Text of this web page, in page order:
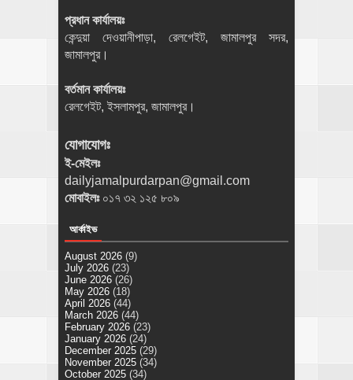
প্রধান কার্যালয়ঃ
কেন্দুয়া দেওয়ানীপাড়া, রেলগেইট, জামালপুর সদর,
জামালপুর।
বর্তমান কার্যালয়ঃ
রেলগেইট, ইসলামপুর, জামালপুর।
যোগাযোগঃ
ই-মেইলঃ
dailyjamalpurdarpan@gmail.com
মোবাইলঃ ০১৭ ৩২ ১২৫ ৮০৯
আর্কাইভ
August 2026 (9)
July 2026 (23)
June 2026 (26)
May 2026 (18)
April 2026 (44)
March 2026 (44)
February 2026 (23)
January 2026 (24)
December 2025 (29)
November 2025 (34)
October 2025 (34)